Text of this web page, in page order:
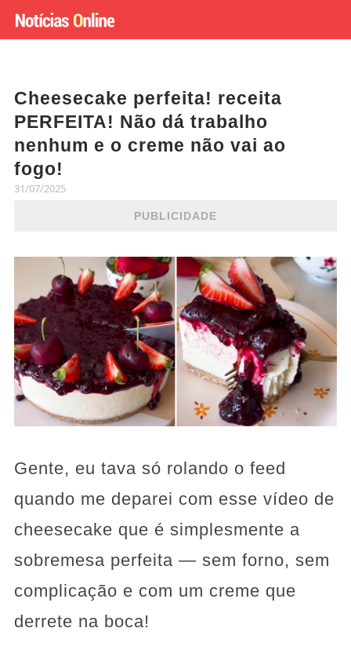
Cheesecake perfeita! receita
PERFEITA! Não dá trabalho
nenhum e o creme não vai ao
fogo!
31/07/2025
PUBLICIDADE
Gente, eu tava só rolando o feed
quando me deparei com esse vídeo de
cheesecake que é simplesmente a
sobremesa perfeita — sem forno, sem
complicação e com um creme que
derrete na boca!